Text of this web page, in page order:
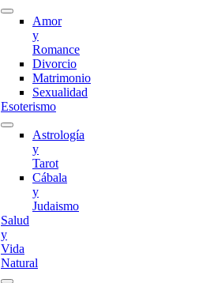
Amor
y
Romance
Divorcio
Matrimonio
Sexualidad
Esoterismo
Astrología
y
Tarot
Cábala
y
Judaismo
Salud
y
Vida
Natural